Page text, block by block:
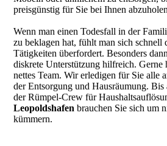
preisgünstig für Sie bei Ihnen
Wenn man einen Todesfall in der
zu beklagen hat, fühlt man sich schnell
Tätigkeiten überfordert. Besonders
diskrete Unterstützung hilfreich. Gerne
nettes Team. Wir erledigen für Sie alle
der Entsorgung und Hausräumung.
der Rümpel-Crew für
Leopoldshafenbrauchen Sie sich um
kümmern.